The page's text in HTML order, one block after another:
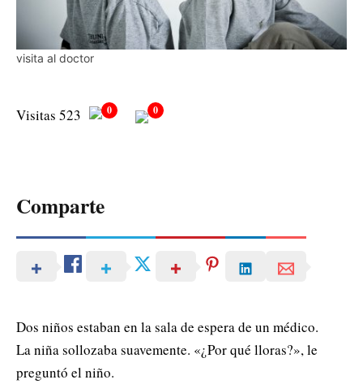
visita al doctor
Visitas 523 0 0
Comparte
Dos niños estaban en la sala de espera de un médico.
La niña sollozaba suavemente. «¿Por qué lloras?», le
preguntó el niño.